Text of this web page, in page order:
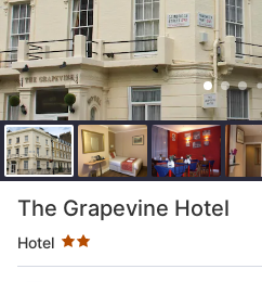
The Grapevine Hotel
Hotel
Taraf bintang 2 bintang